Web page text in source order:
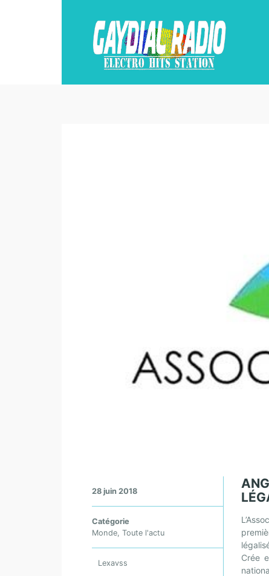
Crée
28 juin 2018
Catégorie
Monde, Toute l'actu
Lexavss